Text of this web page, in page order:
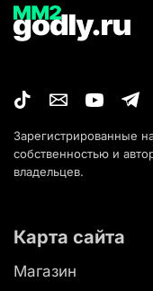
Зарегистрированные
собственностью и
владельцев.
Карта сайта
Магазин